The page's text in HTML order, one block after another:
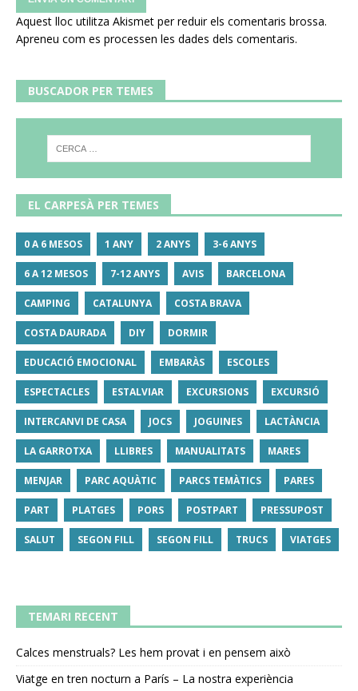
Aquest lloc utilitza Akismet per reduir els comentaris brossa.
Apreneu com es processen les dades dels comentaris.
BUSCADOR PER TEMES
EL CARPESÀ PER TEMES
0 A 6 MESOS 1 ANY 2 ANYS 3-6 ANYS
6 A 12 MESOS 7-12 ANYS AVIS BARCELONA
CAMPING CATALUNYA COSTA BRAVA
COSTA DAURADA DIY DORMIR
EDUCACIÓ EMOCIONAL EMBARÀS ESCOLES
ESPECTACLES ESTALVIAR EXCURSIONS EXCURSIÓ
INTERCANVI DE CASA JOCS JOGUINES LACTÀNCIA
LA GARROTXA LLIBRES MANUALITATS MARES
MENJAR PARC AQUÀTIC PARCS TEMÀTICS PARES
PART PLATGES PORS POSTPART PRESSUPOST
SALUT SEGON FILL SEGON FILL TRUCS VIATGES
TEMARI RECENT
Calces menstruals? Les hem provat i en pensem això
Viatge en tren nocturn a París – La nostra experiència